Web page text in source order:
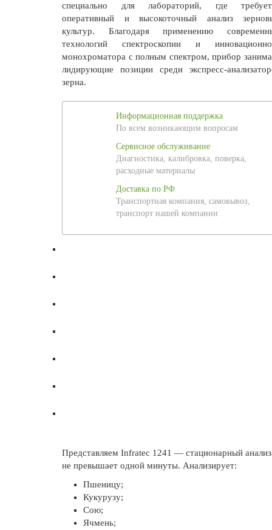
специально для лабораторий, где
оперативный и высокоточный анализ
культур. Благодаря применению
технологий спектроскопии и
монохроматора с полным спектром, прибор
лидирующие позиции среди экспресс-
зерна.
Информационная поддержка
По всем возникающим вопросам
Сервисное обслуживание
Диагностика, калибровка, поверка,
расходные материалы
Доставка по РФ
Транспортная компания, самовывоз,
транспорт нашей компании
Представляем Infratec 1241 — стационарный
не превышает одной минуты. Анализирует:
Пшеницу;
Кукурузу;
Сою;
Ячмень;